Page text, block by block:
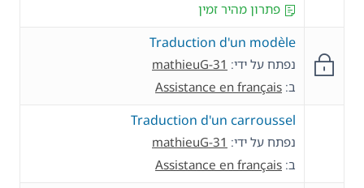
פתרון מהיר זמין
Traduction d'un modèle
נפתח על ידי: mathieuG-31
ב: Assistance en français
Traduction d'un carroussel
נפתח על ידי: mathieuG-31
ב: Assistance en français